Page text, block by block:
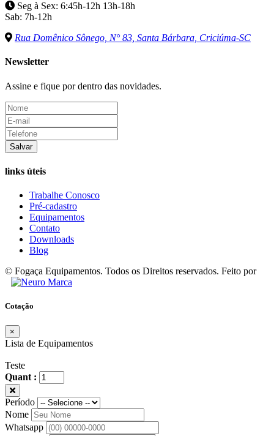
Seg à Sex: 6:45h-12h 13h-18h
Sab: 7h-12h
Rua Domênico Sônego, N° 83, Santa Bárbara, Criciúma-SC
Newsletter
Assine e fique por dentro das novidades.
Salvar
links úteis
Trabalhe Conosco
Pré-cadastro
Equipamentos
Contato
Downloads
Blog
© Fogaça Equipamentos. Todos os Direitos reservados. Feito por
Cotação
×
Lista de Equipamentos
Teste
Quant :
Período
Nome
Whatsapp